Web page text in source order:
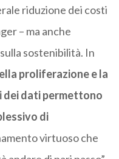
riduzione dei costi
– ma anche
sostenibilità. In
proliferazione e la
dei dati permettono
di
virtuoso che